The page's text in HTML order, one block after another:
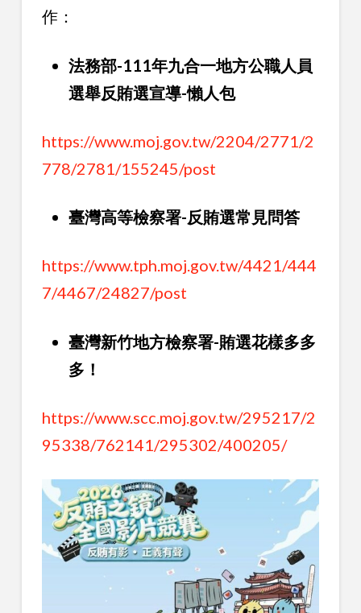
作：
法務部-111年九合一地方公職人員
選舉反賄選宣導-懶人包
https://www.moj.gov.tw/2204/2771/2
778/2781/155245/post
臺灣高等檢察署-反賄選常見問答
https://www.tph.moj.gov.tw/4421/444
7/4467/24827/post
臺灣新竹地方檢察署-賄選花樣多多
多！
https://www.scc.moj.gov.tw/295217/2
95338/762141/295302/400205/